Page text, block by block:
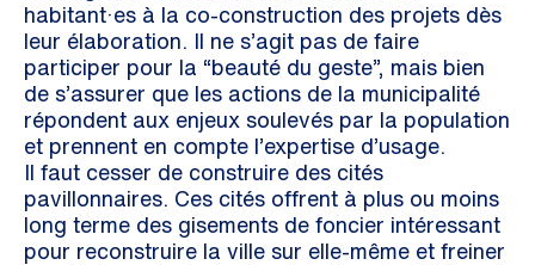
habitant·es à la co-construction des projets dès
leur élaboration. Il ne s’agit pas de faire
participer pour la “beauté du geste”, mais bien
de s’assurer que les actions de la municipalité
répondent aux enjeux soulevés par la population
et prennent en compte l’expertise d’usage.
Il faut cesser de construire des cités
pavillonnaires. Ces cités offrent à plus ou moins
long terme des gisements de foncier intéressant
pour reconstruire la ville sur elle-même et freiner